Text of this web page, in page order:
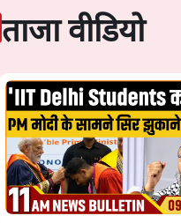
ताजा वीडियो